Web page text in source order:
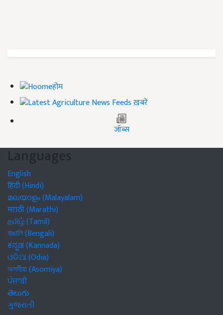
होम
ख़बरें
जॉब्स
Languages
English
हिंदी (Hindi)
മലയാളം (Malayalam)
मराठी (Marathi)
தமிழ் (Tamil)
বাঙালি (Bengali)
ಕನ್ನಡ (Kannada)
ଓଡିଆ (Odia)
অসমীয়া (Asomiya)
ਪੰਜਾਬੀ
తెలుగు
ગુજરાતી